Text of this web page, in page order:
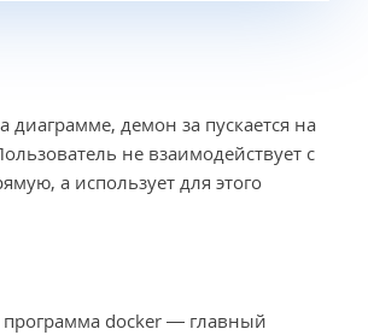
диаграмме, демон за пускается на
не взаимодействует с
а использует для этого
программа docker — главный